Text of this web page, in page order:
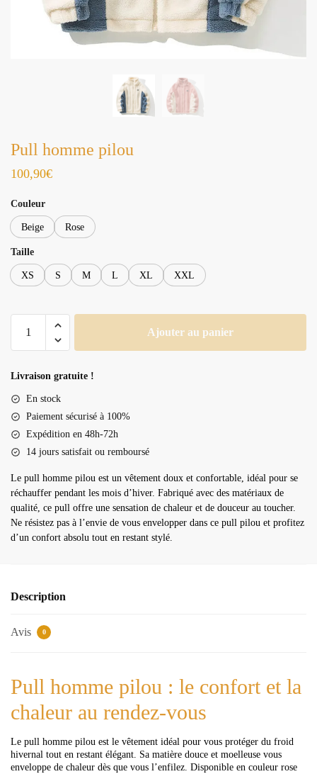
Pull homme pilou
100,90€
Couleur
Beige Rose
Taille
XS S M L XL XXL
homme
Ajouter au panier
Livraison gratuite !
En stock
Paiement sécurisé à 100%
Expédition en 48h-72h
14 jours satisfait ou remboursé
Le pull homme pilou est un vêtement doux et confortable, idéal pour se
réchauffer pendant les mois d’hiver. Fabriqué avec des matériaux de
qualité, ce pull offre une sensation de chaleur et de douceur au toucher.
Ne résistez pas à l’envie de vous envelopper dans ce pull pilou et profitez
d’un confort absolu tout en restant stylé.
Description
Avis 0
Pull homme pilou : le confort et la
chaleur au rendez-vous
Le pull homme pilou est le vêtement idéal pour vous protéger du froid
hivernal tout en restant élégant. Sa matière douce et moelleuse vous
enveloppe de chaleur dès que vous l’enfilez. Disponible en couleur rose